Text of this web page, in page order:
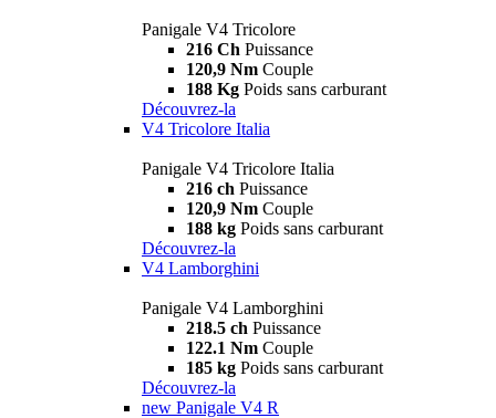
Panigale V4 Tricolore
216 Ch Puissance
120,9 Nm Couple
188 Kg Poids sans carburant
Découvrez-la
V4 Tricolore Italia
Panigale V4 Tricolore Italia
216 ch Puissance
120,9 Nm Couple
188 kg Poids sans carburant
Découvrez-la
V4 Lamborghini
Panigale V4 Lamborghini
218.5 ch Puissance
122.1 Nm Couple
185 kg Poids sans carburant
Découvrez-la
new Panigale V4 R